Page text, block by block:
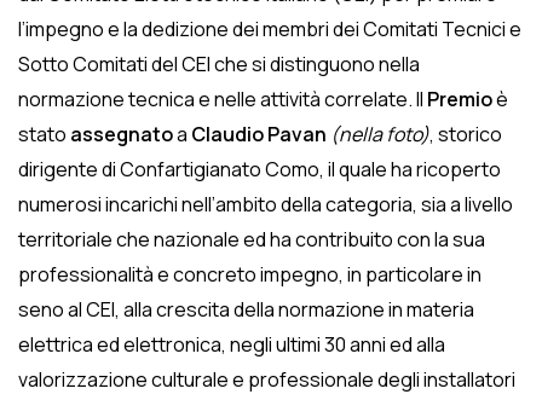
l’impegno e la dedizione dei membri dei Comitati Tecnici e
Sotto Comitati del CEI che si distinguono nella
normazione tecnica e nelle attività correlate. Il Premioè
stato assegnatoa Claudio Pavan (nella foto), storico
dirigente di Confartigianato Como, il quale ha ricoperto
numerosi incarichi nell’ambito della categoria, sia a livello
territoriale che nazionale ed ha contribuito con la sua
professionalità e concreto impegno, in particolare in
seno al CEI, alla crescita della normazione in materia
elettrica ed elettronica, negli ultimi 30 anni ed alla
valorizzazione culturale e professionale degli installatori